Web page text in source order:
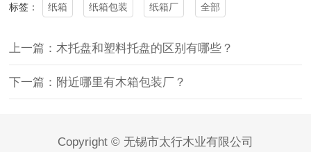
标签： 纸箱 纸箱包装 纸箱厂 全部
上一篇：木托盘和塑料托盘的区别有哪些？
下一篇：附近哪里有木箱包装厂？
Copyright © 无锡市太行木业有限公司